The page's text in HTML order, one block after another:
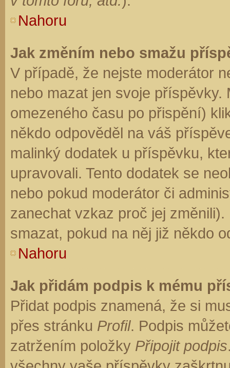
Nahoru
Jak změním nebo smažu
V případě, že nejste moderátor
nebo mazat jen svoje
omezeného času po přispění)
někdo odpověděl na váš
malinký dodatek u příspěvku,
upravovali. Tento dodatek se
nebo pokud moderátor či
zanechat vzkaz proč jej
smazat, pokud na něj již někdo
Nahoru
Jak přidám podpis k mému
Přidat podpis znamená, že si
přes stránku Profil. Podpis
zatržením položky Připojit podpis